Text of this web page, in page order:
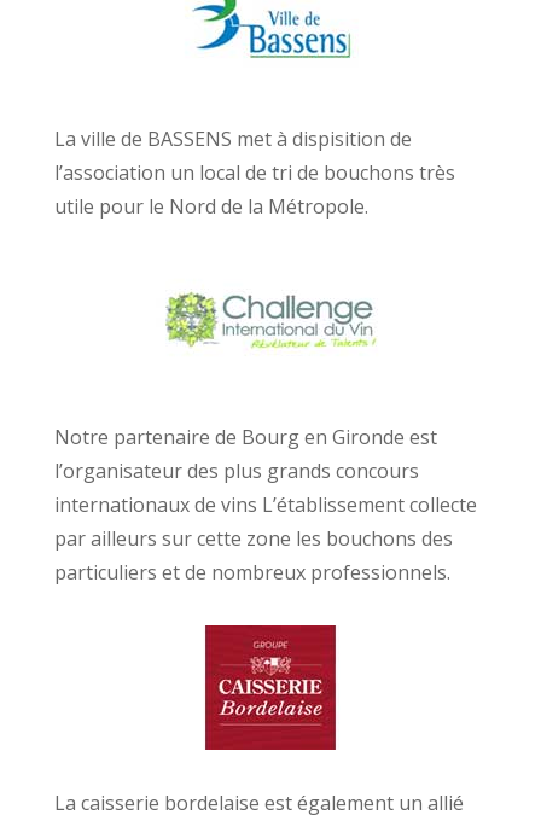
La ville de BASSENS met à dispisition de
l’association un local de tri de bouchons très
utile pour le Nord de la Métropole.
Notre partenaire de Bourg en Gironde est
l’organisateur des plus grands concours
internationaux de vins L’établissement collecte
par ailleurs sur cette zone les bouchons des
particuliers et de nombreux professionnels.
La caisserie bordelaise est également un allié